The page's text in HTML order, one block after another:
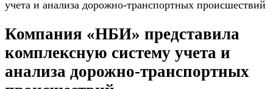
учета и анализа дорожно-транспортных происшествий
Компания «НБИ» представила
комплексную систему учета и
анализа дорожно-транспортных